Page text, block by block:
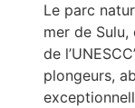
Le parc
mer de
de
plongeurs,